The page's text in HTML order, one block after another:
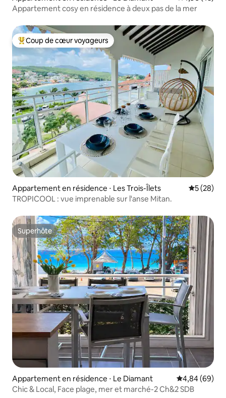
Appartement cosy en résidence à deux pas de la mer
Coups de cœur voyageurs les plus appréciés
Coup de cœur voyageurs
Appartement en résidence ⋅ Les Trois-Îlets
5 (28)
TROPICOOL : vue imprenable sur l'anse Mitan.
Superhôte
Superhôte
Appartement en résidence ⋅ Le Diamant Évaluation
4,84 (69)
Chic & Local, Face plage, mer et marché-2 Ch&2 SDB